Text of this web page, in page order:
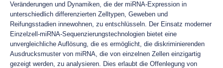
Veränderungen und Dynamiken, die der miRNA-Expression in
unterschiedlich differenzierten Zelltypen, Geweben und
Reifungsstadien innewohnen, zu entschlüsseln. Der Einsatz moderner
Einzelzell-miRNA-Sequenzierungstechnologien bietet eine
unvergleichliche Auflösung, die es ermöglicht, die diskriminierenden
Ausdrucksmuster von miRNA, die von einzelnen Zellen einzigartig
gezeigt werden, zu analysieren. Dies erlaubt die Offenlegung von